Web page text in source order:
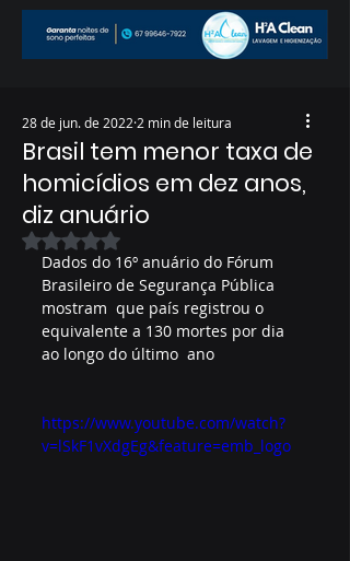
Brasil tem menor taxa de
homicídios em dez anos,
diz anuário
28 de jun. de 2022 2 min de leitura
Avaliado com NaN de 5 estrelas.
Dados do 16º anuário do Fórum
Brasileiro de Segurança Pública
mostram  que país registrou o
equivalente a 130 mortes por dia
ao longo do último  ano
https://www.youtube.com/watch?
v=lSkF1vXdgEg&feature=emb_logo